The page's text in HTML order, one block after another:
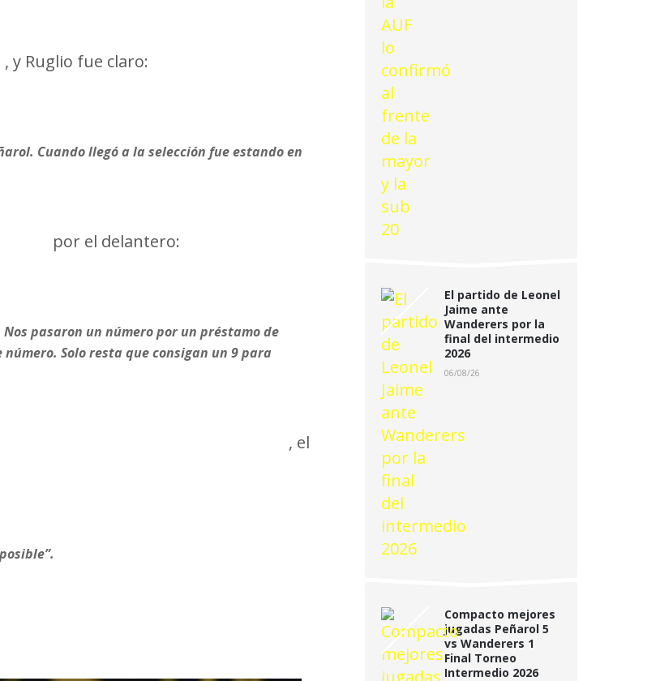
, y Ruglio fue claro:
Cuando llegó a la selección fue estando en
por el delantero:
pasaron un número por un préstamo de
número. Solo resta que consigan un 9 para
, el
El partido de Leonel
Jaime ante
Wanderers por la
final del intermedio
2026
06/08/26
Compacto mejores
jugadas Peñarol 5
vs Wanderers 1
Final Torneo
Intermedio 2026